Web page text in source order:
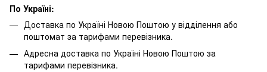
По Україні:
Доставка по Україні Новою Поштою у відділення або
поштомат за тарифами перевізника.
Адресна доставка по Україні Новою Поштою за
тарифами перевізника.